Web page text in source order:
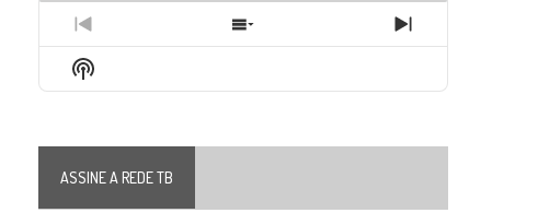
Previous
Episode
Show
Next
Show
Podcast
ASSINE A REDE TB